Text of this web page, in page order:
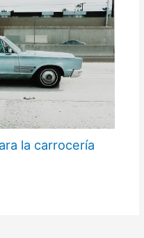
la carrocería